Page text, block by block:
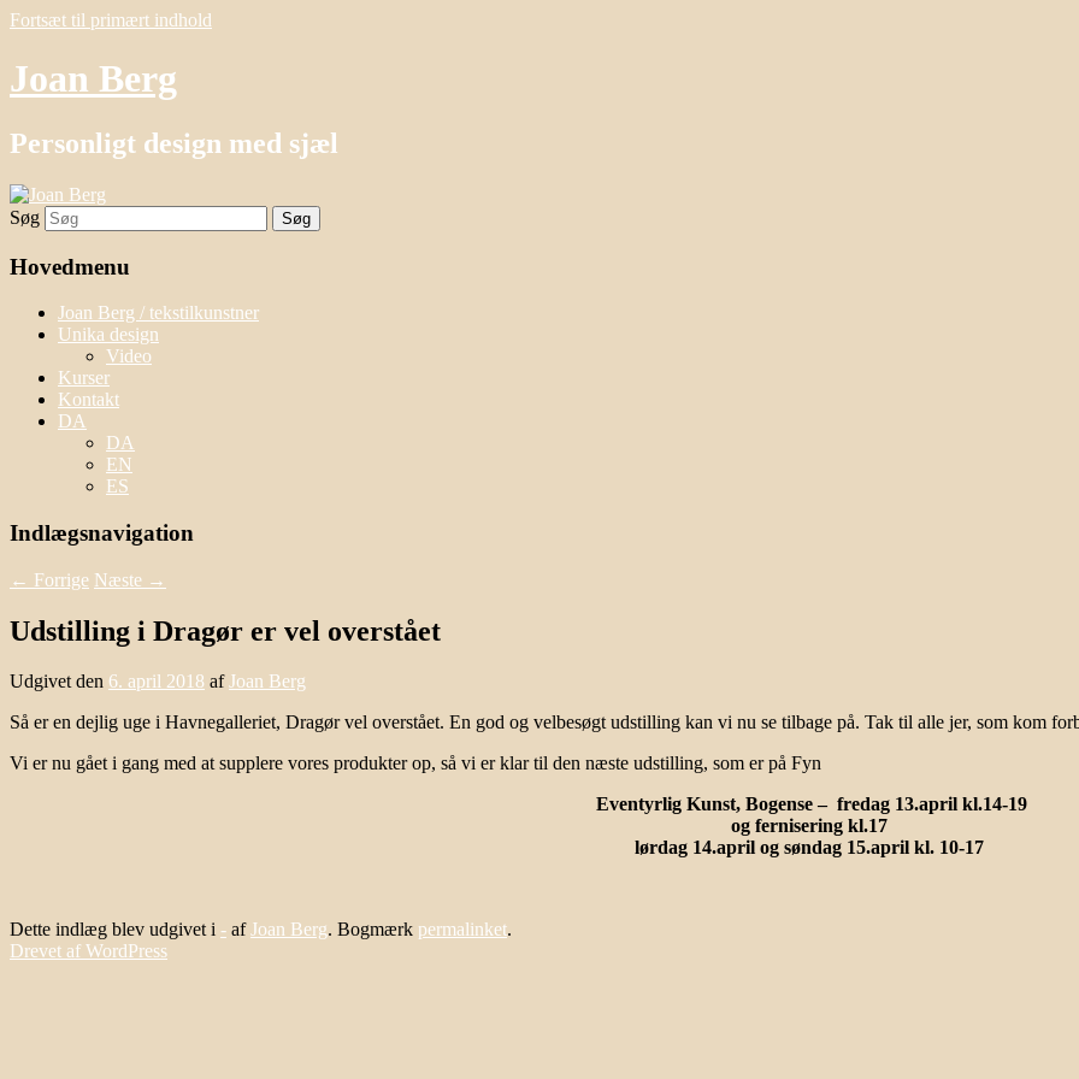
Fortsæt til primært indhold
Joan Berg
Personligt design med sjæl
Søg
Hovedmenu
Joan Berg / tekstilkunstner
Unika design
Video
Kurser
Kontakt
DA
DA
EN
ES
Indlægsnavigation
← Forrige Næste →
Udstilling i Dragør er vel overstået
Udgivet den 6. april 2018 afJoan Berg
Så er en dejlig uge i Havnegalleriet, Dragør vel overstået. En god og velbesøgt udstilling kan vi nu se tilbage på. Tak til alle jer, som kom
Vi er nu gået i gang med at supplere vores produkter op, så vi er klar til den næste udstilling, som er på Fyn
Eventyrlig Kunst, Bogense – fredag 13.april kl.14-19
og fernisering kl.17
lørdag 14.april og søndag 15.april kl. 10-17
Dette indlæg blev udgivet i - afJoan Berg. Bogmærk permalinket.
Drevet af WordPress